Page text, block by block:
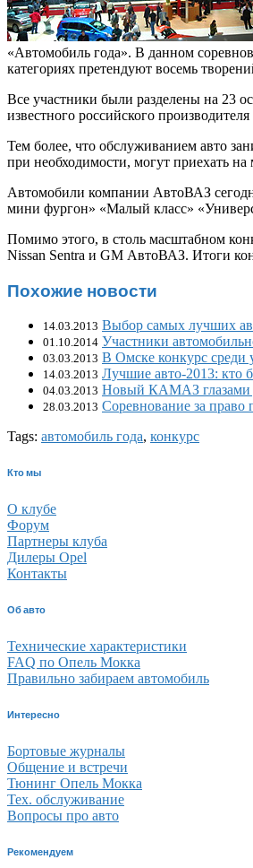
«Автомобиль года». В данном
категориях претендуют восемь
Все участники были разделены на 23
известного российского
Тем более, что обслуживанием авто
при необходимости, могут приехать
Автомобили компании АвтоВАЗ
мини фургон» «Малый класс»
Помимо этого, в столь масштабном
Nissan Sentra и GM АвтоВАЗ. Итоги
Похожие новости
14.03.2013 Выбор самых лучших
01.10.2014 Участники
03.03.2013 В Омске конкурс среди
14.03.2013 Лучшие авто-2013: кто
04.03.2013 Новый КАМАЗ глазами
28.03.2013 Соревнование за право
Tags: автомобиль года, конкурс
Кто мы
О клубе
Форум
Партнеры клуба
Дилеры Opel
Контакты
Об авто
Технические характеристики
FAQ по Опель Мокка
Правильно забираем автомобиль
Интересно
Бортовые журналы
Общение и встречи
Тюнинг Опель Мокка
Тех. обслуживание
Вопросы про авто
Рекомендуем